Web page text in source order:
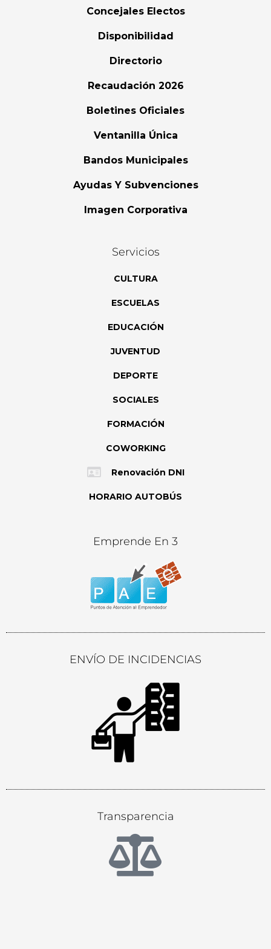
Concejales Electos
Disponibilidad
Directorio
Recaudación 2026
Boletines Oficiales
Ventanilla Única
Bandos Municipales
Ayudas Y Subvenciones
Imagen Corporativa
Servicios
CULTURA
ESCUELAS
EDUCACIÓN
JUVENTUD
DEPORTE
SOCIALES
FORMACIÓN
COWORKING
Renovación DNI
HORARIO AUTOBÚS
Emprende En 3
ENVÍO DE INCIDENCIAS
Transparencia